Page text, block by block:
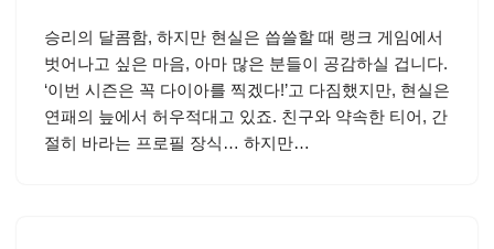
승리의 달콤함, 하지만 현실은 씁쓸할 때 랭크 게임에서
벗어나고 싶은 마음, 아마 많은 분들이 공감하실 겁니다.
‘이번 시즌은 꼭 다이아를 찍겠다!’고 다짐했지만, 현실은
연패의 늪에서 허우적대고 있죠. 친구와 약속한 티어, 간
절히 바라는 프로필 장식… 하지만…